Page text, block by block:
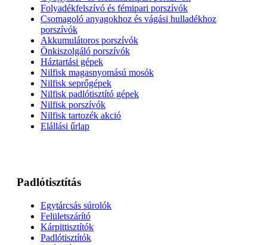
Folyadékfelszívó és fémipari porszívók
Csomagoló anyagokhoz és vágási hulladékhoz
porszívók
Akkumulátoros porszívók
Önkiszolgáló porszívók
Háztartási gépek
Nilfisk magasnyomású mosók
Nilfisk seprőgépek
Nilfisk padlótisztító gépek
Nilfisk porszívók
Nilfisk tartozék akció
Elállási űrlap
Padlótisztítás
Egytárcsás súrolók
Felületszárító
Kárpittisztítók
Padlótisztítók